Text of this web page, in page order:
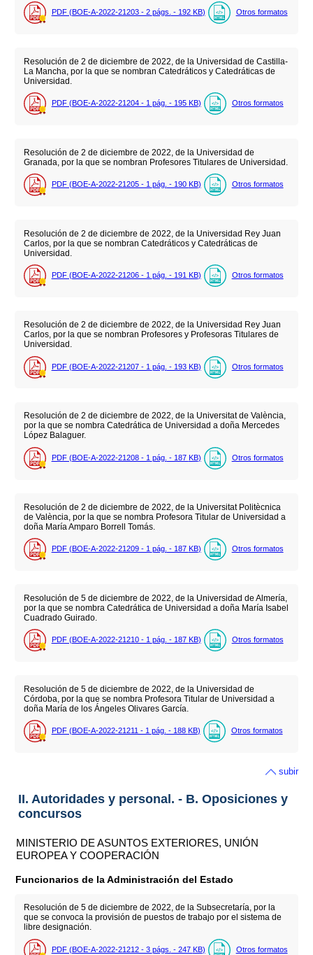
PDF (BOE-A-2022-21203 - 2 págs. - 192 KB) Otros formatos
Resolución de 2 de diciembre de 2022, de la Universidad de Castilla-
La Mancha, por la que se nombran Catedráticos y Catedráticas de
Universidad.
PDF (BOE-A-2022-21204 - 1 pág. - 195 KB) Otros formatos
Resolución de 2 de diciembre de 2022, de la Universidad de
Granada, por la que se nombran Profesores Titulares de Universidad.
PDF (BOE-A-2022-21205 - 1 pág. - 190 KB) Otros formatos
Resolución de 2 de diciembre de 2022, de la Universidad Rey Juan
Carlos, por la que se nombran Catedráticos y Catedráticas de
Universidad.
PDF (BOE-A-2022-21206 - 1 pág. - 191 KB) Otros formatos
Resolución de 2 de diciembre de 2022, de la Universidad Rey Juan
Carlos, por la que se nombran Profesores y Profesoras Titulares de
Universidad.
PDF (BOE-A-2022-21207 - 1 pág. - 193 KB) Otros formatos
Resolución de 2 de diciembre de 2022, de la Universitat de València,
por la que se nombra Catedrática de Universidad a doña Mercedes
López Balaguer.
PDF (BOE-A-2022-21208 - 1 pág. - 187 KB) Otros formatos
Resolución de 2 de diciembre de 2022, de la Universitat Politècnica
de València, por la que se nombra Profesora Titular de Universidad a
doña María Amparo Borrell Tomás.
PDF (BOE-A-2022-21209 - 1 pág. - 187 KB) Otros formatos
Resolución de 5 de diciembre de 2022, de la Universidad de Almería,
por la que se nombra Catedrática de Universidad a doña María Isabel
Cuadrado Guirado.
PDF (BOE-A-2022-21210 - 1 pág. - 187 KB) Otros formatos
Resolución de 5 de diciembre de 2022, de la Universidad de
Córdoba, por la que se nombra Profesora Titular de Universidad a
doña María de los Ángeles Olivares García.
PDF (BOE-A-2022-21211 - 1 pág. - 188 KB) Otros formatos
subir
II. Autoridades y personal. - B. Oposiciones y
concursos
MINISTERIO DE ASUNTOS EXTERIORES, UNIÓN
EUROPEA Y COOPERACIÓN
Funcionarios de la Administración del Estado
Resolución de 5 de diciembre de 2022, de la Subsecretaría, por la
que se convoca la provisión de puestos de trabajo por el sistema de
libre designación.
PDF (BOE-A-2022-21212 - 3 págs. - 247 KB) Otros formatos